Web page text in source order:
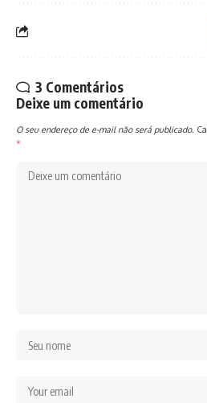
3 Comentários
Deixe um comentário
O seu endereço de e-mail não será publicado.
*